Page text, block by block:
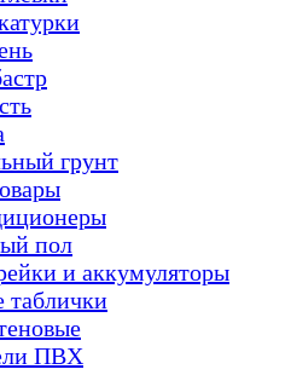
грунт
пол
и аккумуляторы
таблички
ПВХ